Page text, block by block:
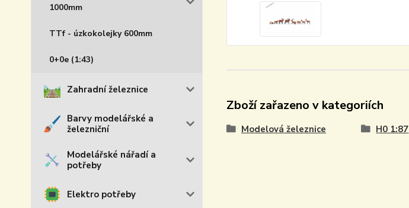
1000mm
TTf - úzkokolejky 600mm
0+0e (1:43)
Zahradní železnice
Barvy modelářské a
železniční
Modelářské nářadí a
potřeby
Elektro potřeby
Zboží zařazeno v kategoriích
Modelová železnice H0 1:87